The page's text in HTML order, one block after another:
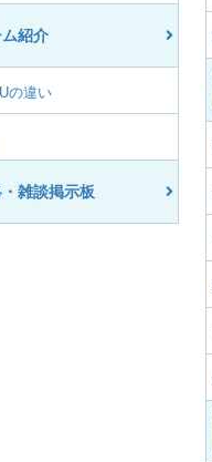
紹介
の違い
雑談掲示板